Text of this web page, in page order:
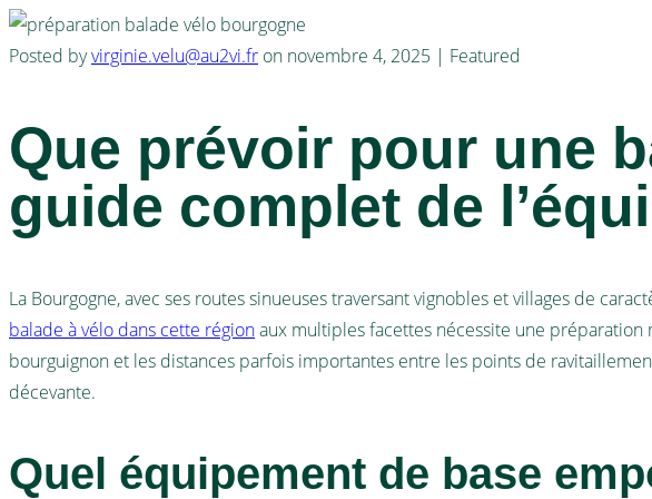
Posted byvirginie.velu@au2vi.fr on novembre 4, 2025 | Featured
Que prévoir pour une
guide complet de
La Bourgogne, avec ses routes sinueuses traversant vignobles et villages de
balade à vélo dans cette régionaux multiples facettes nécessite une
bourguignon et les distances parfois importantes entre les points de
décevante.
Quel équipement de base